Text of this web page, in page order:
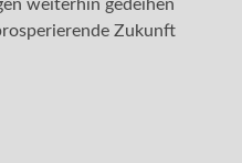
weiterhin gedeihen
Zukunft